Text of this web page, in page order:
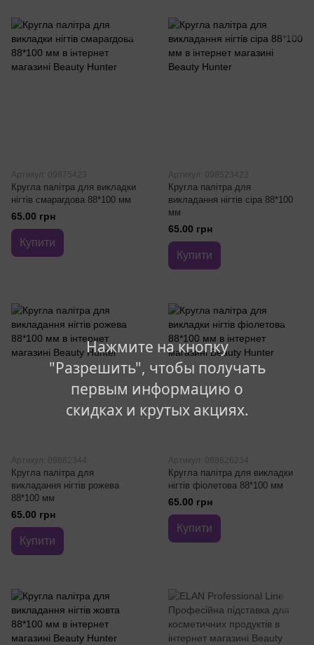
Нажмите на кнопку
"Разрешить", чтобы получать
первым информацию о
скидках и крутых акциях.
Артикул: 09875423
Кругла палітра для викладки
нігтів смарагдова 88*100 мм
65.00 грн
Купити
Артикул: 098523423
Кругла палітра для
викладання нігтів сіра 88*100
мм
65.00 грн
Купити
Артикул: 09862344
Кругла палітра для
викладання нігтів рожева
88*100 мм
65.00 грн
Купити
Артикул: 098626234
Кругла палітра для викладки
нігтів фіолетова 88*100 мм
65.00 грн
Купити